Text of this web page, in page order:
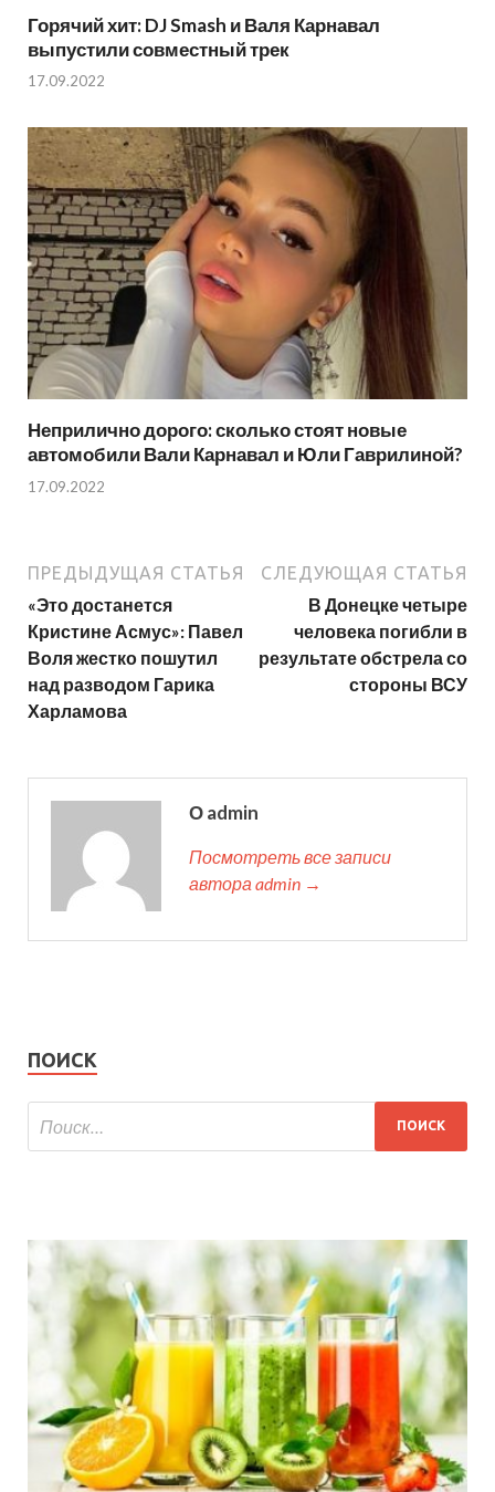
Горячий хит: DJ Smash и Валя Карнавал
выпустили совместный трек
17.09.2022
Неприлично дорого: сколько стоят новые
автомобили Вали Карнавал и Юли Гаврилиной?
17.09.2022
ПРЕДЫДУЩАЯ СТАТЬЯ
«Это достанется
Кристине Асмус»: Павел
Воля жестко пошутил
над разводом Гарика
Харламова
СЛЕДУЮЩАЯ СТАТЬЯ
В Донецке четыре
человека погибли в
результате обстрела со
стороны ВСУ
О admin
Посмотреть все записи
автора admin →
ПОИСК